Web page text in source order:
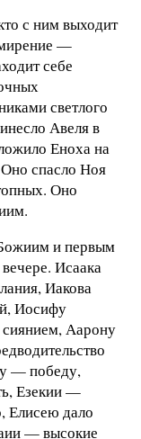
с ним выходит
—
себе
светлого
Авеля в
Еноха на
спасло Ноя
Оно
и первым
Исаака
Иакова
Иосифу
Аарону
— победу,
Езекии —
Елисею дало
— высокие